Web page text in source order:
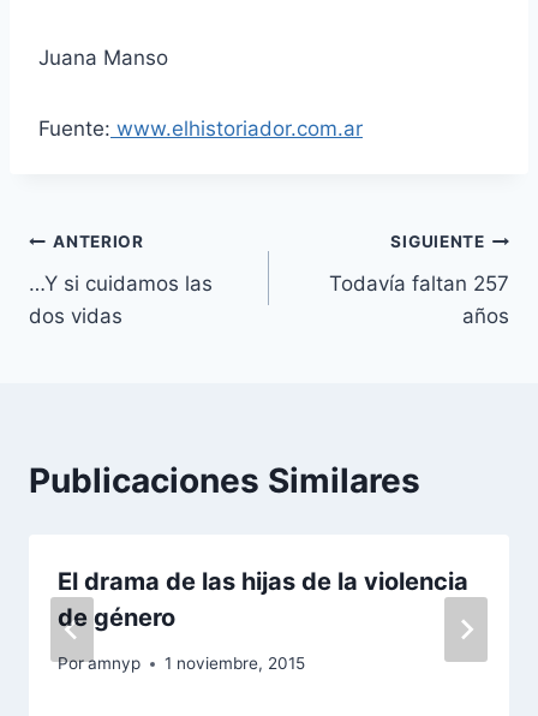
Juana Manso
Fuente: www.elhistoriador.com.ar
Navegación
de
ANTERIOR
…Y si cuidamos las
dos vidas
SIGUIENTE
Todavía faltan 257
años
Publicaciones Similares
El drama de las hijas de la violencia
de género
Poramnyp 1 noviembre, 2015